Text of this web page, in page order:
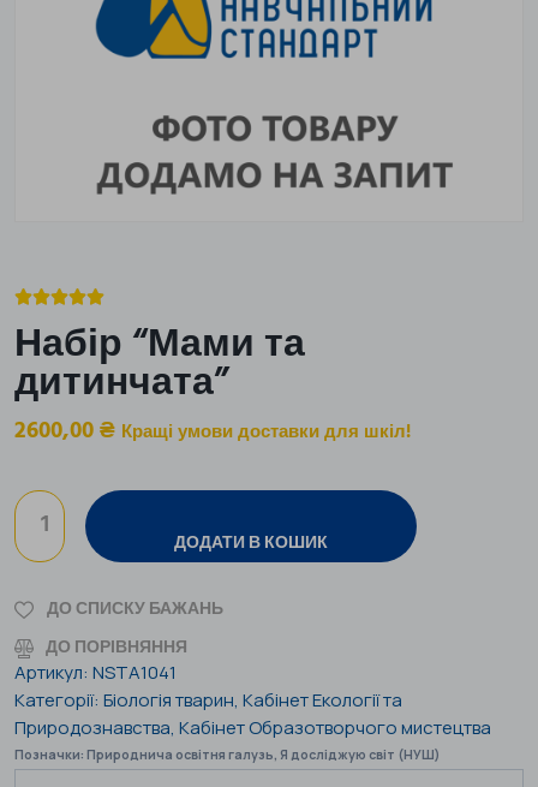

Набір “Мами та
дитинчата”
2600,00₴ Кращі умови доставки для шкіл!
ДОДАТИ В КОШИК
ДО СПИСКУ БАЖАНЬ
ДО ПОРІВНЯННЯ
Артикул: NSTA1041
Категорії: Біологія тварин, Кабінет Екології та
Природознавства, Кабінет Образотворчого мистецтва
Позначки: Природнича освітня галузь Я досліджую світ (НУШ)